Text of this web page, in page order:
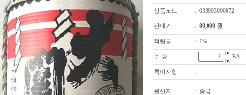
상품코드 : 033003000072
판매가 : 80,000 원
적립금 : 1%
수 량 : EA
특이사항 :
원산지 : 중국